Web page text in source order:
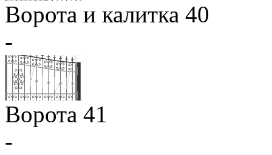
Ворота и калитка 40
-
Ворота 41
-